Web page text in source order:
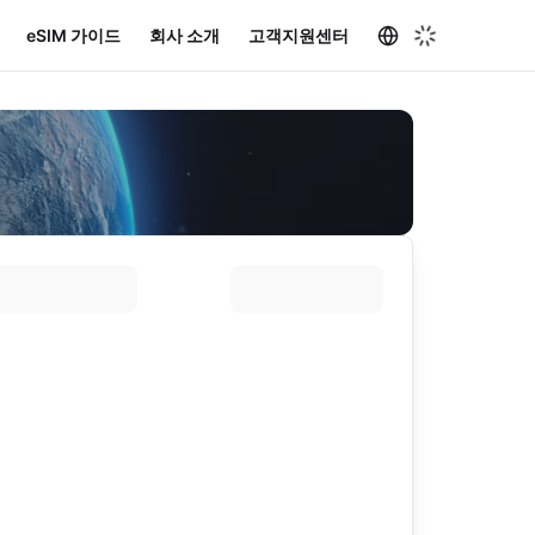
eSIM 가이드 회사 소개 고객지원센터